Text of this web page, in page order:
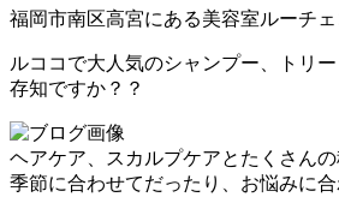
福岡市南区高宮にある美容室ルーチェ
ルココで大人気のシャンプー、トリ
存知ですか？？
ヘアケア、スカルプケアとたくさん
季節に合わせてだったり、お悩みに